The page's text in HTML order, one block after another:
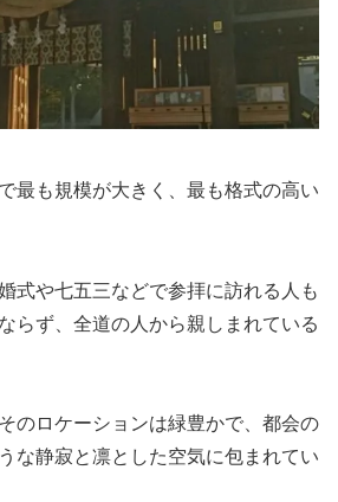
最も規模が大きく、最も格式の高い
式や七五三などで参拝に訪れる人も
らず、全道の人から親しまれている
のロケーションは緑豊かで、都会の
な静寂と凛とした空気に包まれてい